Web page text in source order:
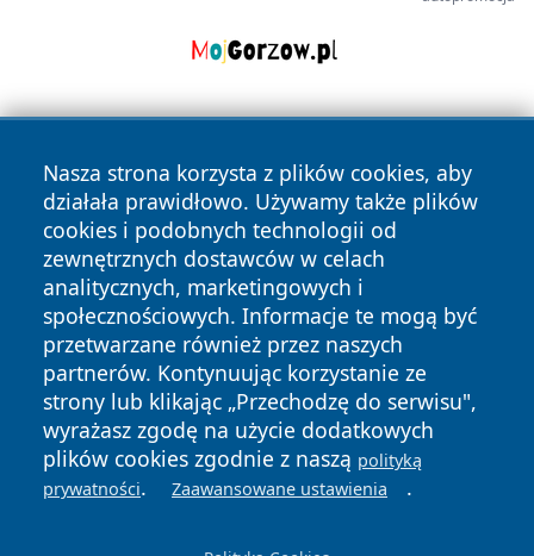
Nasza strona korzysta z plików cookies, aby
działała prawidłowo. Używamy także plików
cookies i podobnych technologii od
zewnętrznych dostawców w celach
analitycznych, marketingowych i
społecznościowych. Informacje te mogą być
przetwarzane również przez naszych
partnerów. Kontynuując korzystanie ze
strony lub klikając „Przechodzę do serwisu",
wyrażasz zgodę na użycie dodatkowych
plików cookies zgodnie z naszą polityką
prywatności. Zaawansowane ustawienia .
Copyright © 2026 wrotachorzowa.pl Wszystkie prawa
zastrzeżone.
News Autorzy
Polityka
Prywatności
Polityka
Cookies